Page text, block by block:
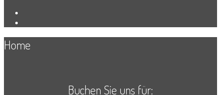
Home
Buchen Sie uns für: